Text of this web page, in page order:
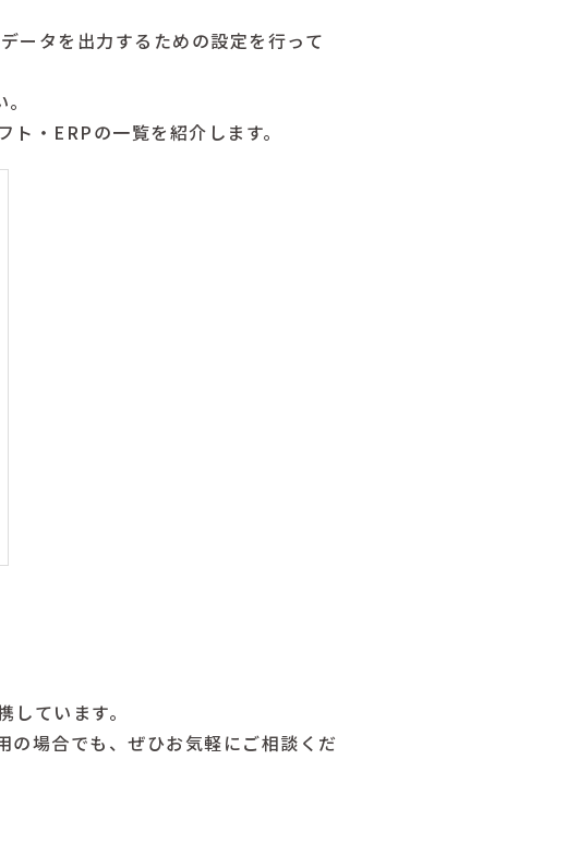
ータを出力するための設定を行って
・ERPの一覧を紹介します。
ています。
場合でも、ぜひお気軽にご相談くだ